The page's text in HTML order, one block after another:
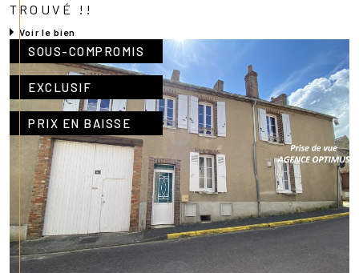
TROUVÉ !!
Voir le bien
SOUS-COMPROMIS
EXCLUSIF
PRIX EN BAISSE